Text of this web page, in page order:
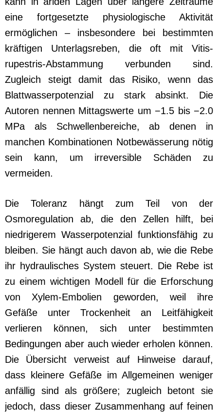
eine fortgesetzte physiologische Aktivität
ermöglichen – insbesondere bei bestimmten
kräftigen Unterlagsreben, die oft mit Vitis-
rupestris-Abstammung verbunden sind.
Zugleich steigt damit das Risiko, wenn das
Blattwasserpotenzial zu stark absinkt. Die
Autoren nennen Mittagswerte um −1.5 bis −2.0
MPa als Schwellenbereiche, ab denen in
manchen Kombinationen Notbewässerung nötig
sein kann, um irreversible Schäden zu
vermeiden.
Die Toleranz hängt zum Teil von der
Osmoregulation ab, die den Zellen hilft, bei
niedrigerem Wasserpotenzial funktionsfähig zu
bleiben. Sie hängt auch davon ab, wie die Rebe
ihr hydraulisches System steuert. Die Rebe ist
zu einem wichtigen Modell für die Erforschung
von Xylem-Embolien geworden, weil ihre
Gefäße unter Trockenheit an Leitfähigkeit
verlieren können, sich unter bestimmten
Bedingungen aber auch wieder erholen können.
Die Übersicht verweist auf Hinweise darauf,
dass kleinere Gefäße im Allgemeinen weniger
anfällig sind als größere; zugleich betont sie
jedoch, dass dieser Zusammenhang auf feinen